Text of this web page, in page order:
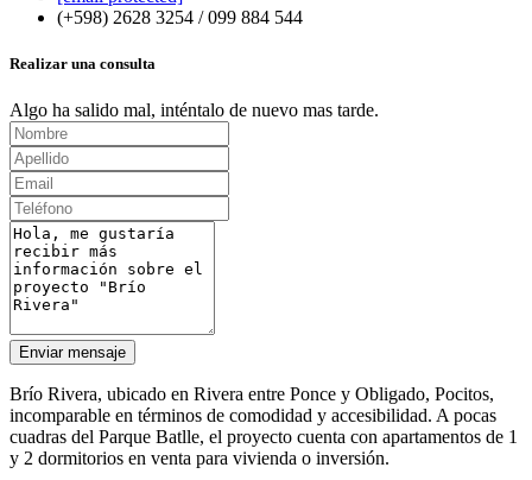
(+598) 2628 3254 / 099 884 544
Realizar una consulta
Algo ha salido mal, inténtalo de nuevo mas tarde.
Enviar mensaje
Brío Rivera, ubicado en Rivera entre Ponce y Obligado, Pocitos,
incomparable en términos de comodidad y accesibilidad. A pocas
cuadras del Parque Batlle, el proyecto cuenta con apartamentos de 1
y 2 dormitorios en venta para vivienda o inversión.